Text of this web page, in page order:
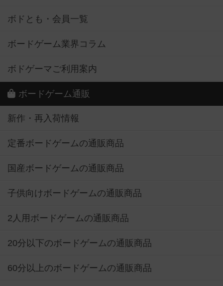
ボドとも・会員一覧
ボードゲーム業界コラム
ボドゲーマご利用案内
ボードゲーム通販
新作・再入荷情報
定番ボードゲームの通販商品
国産ボードゲームの通販商品
子供向けボードゲームの通販商品
2人用ボードゲームの通販商品
20分以下のボードゲームの通販商品
60分以上のボードゲームの通販商品